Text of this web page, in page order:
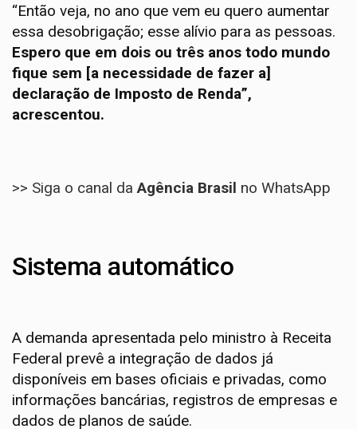
“Então veja, no ano que vem eu quero aumentar
essa desobrigação; esse alívio para as pessoas.
Espero que em dois ou três anos todo mundo
fique sem [a necessidade de fazer a]
declaração de Imposto de Renda”,
acrescentou.
>> Siga o canal daAgência Brasil no WhatsApp
Sistema automático
A demanda apresentada pelo ministro à Receita
Federal prevê a integração de dados já
disponíveis em bases oficiais e privadas, como
informações bancárias, registros de empresas e
dados de planos de saúde.